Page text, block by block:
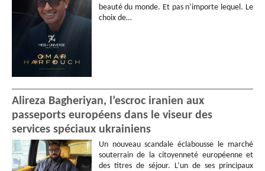
beauté du monde. Et pas n’importe lequel. Le
choix de…
Alireza Bagheriyan, l’escroc iranien aux
passeports européens dans le viseur des
services spéciaux ukrainiens
Un nouveau scandale éclabousse le marché
souterrain de la citoyenneté européenne et
des titres de séjour. L’un de ses principaux